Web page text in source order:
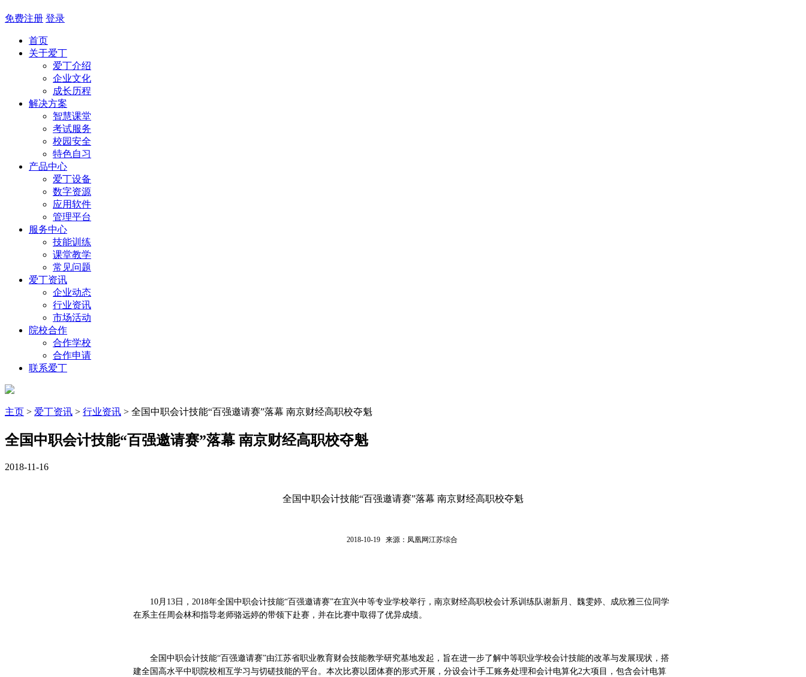
免费注册 登录
首页
关于爱丁
爱丁介绍
企业文化
成长历程
解决方案
智慧课堂
考试服务
校园安全
特色自习
产品中心
爱丁设备
数字资源
应用软件
管理平台
服务中心
技能训练
课堂教学
常见问题
爱丁资讯
企业动态
行业资讯
市场活动
院校合作
合作学校
合作申请
联系爱丁
主页 > 爱丁资讯 > 行业资讯 > 全国中职会计技能“百强邀请赛”落幕 南京财经高职校夺魁
全国中职会计技能“百强邀请赛”落幕 南京财经高职校夺魁
2018-11-16
全国中职会计技能“百强邀请赛”落幕 南京财经高职校夺魁
2018-10-19 来源：凤凰网江苏综合
10月13日，2018年全国中职会计技能“百强邀请赛”在宜兴中等专业学校举行，南京财经高职校会计系训练队谢新月、魏雯婷、成欣雅三位同学
在系主任周会林和指导老师骆远婷的带领下赴赛，并在比赛中取得了优异成绩。
全国中职会计技能“百强邀请赛”由江苏省职业教育财会技能教学研究基地发起，旨在进一步了解中等职业学校会计技能的改革与发展现状，搭
建全国高水平中职院校相互学习与切磋技能的平台。本次比赛以团体赛的形式开展，分设会计手工账务处理和会计电算化2大项目，包含会计电算